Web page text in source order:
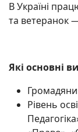
В Україні
та ветеранок
Які основні
Рівень